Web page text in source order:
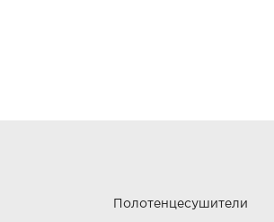
Полотенцесушители